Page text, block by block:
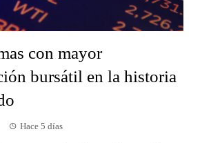
con mayor
bursátil en la historia
Hace 5 días